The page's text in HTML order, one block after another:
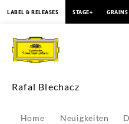
Polonaise
No.3
Rafal
LABEL & RELEASES STAGE+
Rafal Blechacz
Home Neuigkeiten